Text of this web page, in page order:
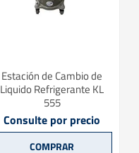
Estación de Cambio de
Liquido Refrigerante KL
555
Consulte por precio